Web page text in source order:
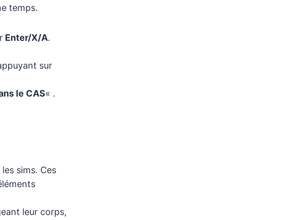
temps.
Enter/X/A.
sur
le CAS« .
sims. Ces
leur corps,